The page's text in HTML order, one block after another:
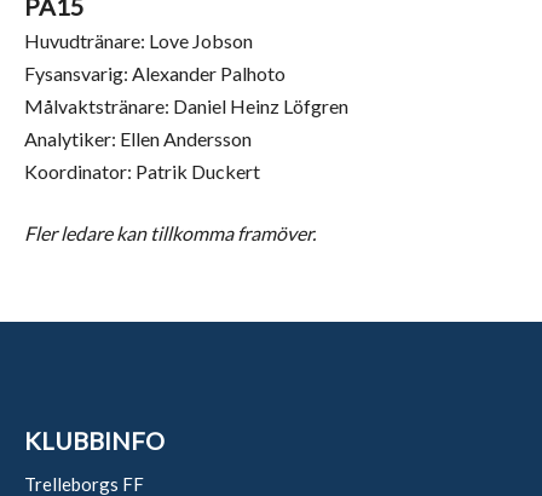
PA15
Huvudtränare: Love Jobson
Fysansvarig: Alexander Palhoto
Målvaktstränare: Daniel Heinz Löfgren
Analytiker: Ellen Andersson
Koordinator: Patrik Duckert
Fler ledare kan tillkomma framöver.
KLUBBINFO
Trelleborgs FF